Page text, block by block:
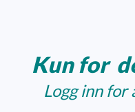
Kun for
Logg inn for